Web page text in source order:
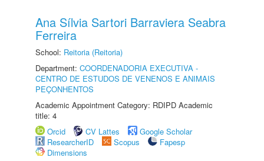
Ana Sílvia Sartori Barraviera Seabra
Ferreira
School: Reitoria (Reitoria)
Department: COORDENADORIA EXECUTIVA -
CENTRO DE ESTUDOS DE VENENOS E ANIMAIS
PEÇONHENTOS
Academic Appointment Category: RDIPD Academic
title: 4
Orcid
CV Lattes
Google Scholar
ResearcherID
Scopus
Fapesp
Dimensions